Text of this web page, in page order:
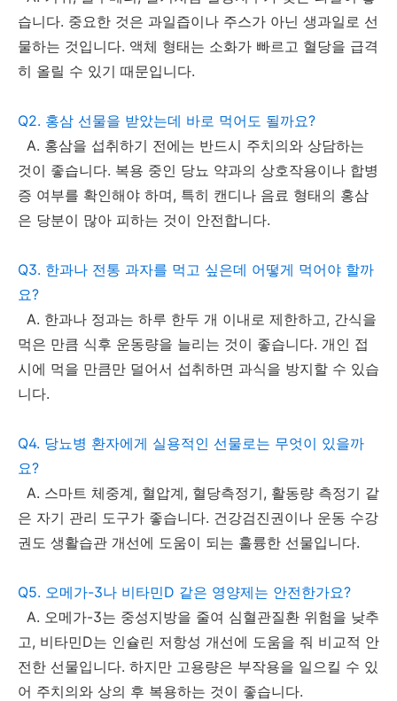
습니다. 중요한 것은 과일즙이나 주스가 아닌 생과일로 선
물하는 것입니다. 액체 형태는 소화가 빠르고 혈당을 급격
히 올릴 수 있기 때문입니다.
Q2. 홍삼 선물을 받았는데 바로 먹어도 될까요?
A. 홍삼을 섭취하기 전에는 반드시 주치의와 상담하는
것이 좋습니다. 복용 중인 당뇨 약과의 상호작용이나 합병
증 여부를 확인해야 하며, 특히 캔디나 음료 형태의 홍삼
은 당분이 많아 피하는 것이 안전합니다.
Q3. 한과나 전통 과자를 먹고 싶은데 어떻게 먹어야 할까
요?
A. 한과나 정과는 하루 한두 개 이내로 제한하고, 간식을
먹은 만큼 식후 운동량을 늘리는 것이 좋습니다. 개인 접
시에 먹을 만큼만 덜어서 섭취하면 과식을 방지할 수 있습
니다.
Q4. 당뇨병 환자에게 실용적인 선물로는 무엇이 있을까
요?
A. 스마트 체중계, 혈압계, 혈당측정기, 활동량 측정기 같
은 자기 관리 도구가 좋습니다. 건강검진권이나 운동 수강
권도 생활습관 개선에 도움이 되는 훌륭한 선물입니다.
Q5. 오메가-3나 비타민D 같은 영양제는 안전한가요?
A. 오메가-3는 중성지방을 줄여 심혈관질환 위험을 낮추
고, 비타민D는 인슐린 저항성 개선에 도움을 줘 비교적 안
전한 선물입니다. 하지만 고용량은 부작용을 일으킬 수 있
어 주치의와 상의 후 복용하는 것이 좋습니다.